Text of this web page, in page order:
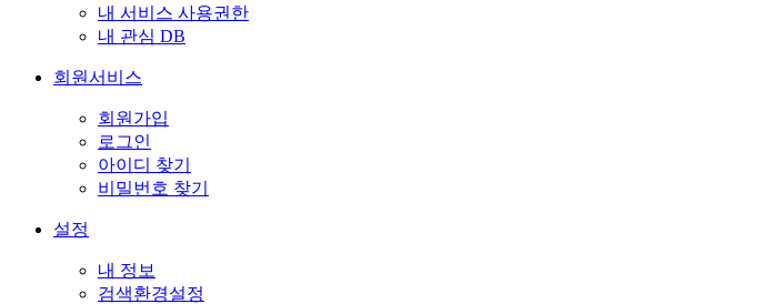
내 서비스 사용권한
내 관심 DB
회원서비스
회원가입
로그인
아이디 찾기
비밀번호 찾기
설정
내 정보
검색환경설정